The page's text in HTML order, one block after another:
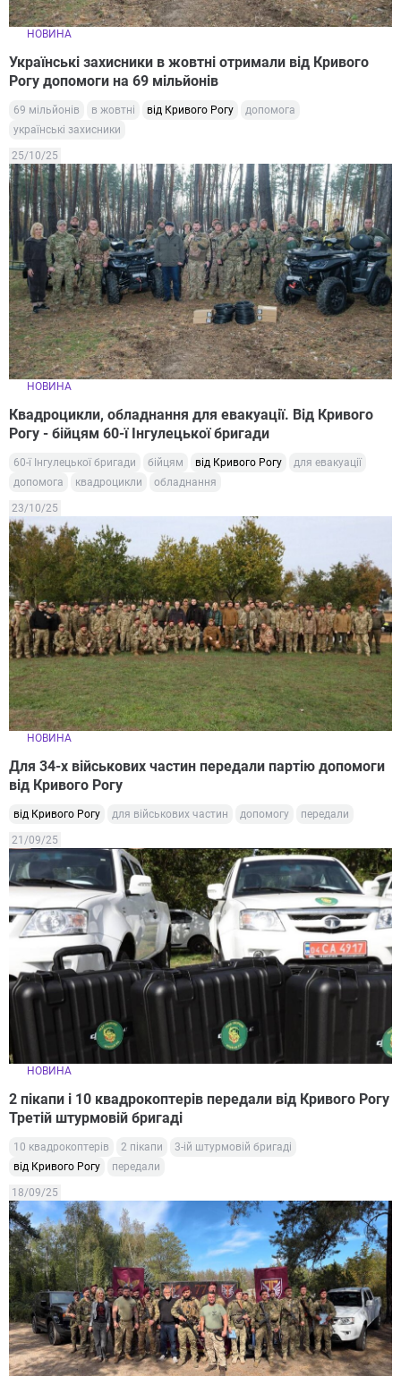
НОВИНА
Українські захисники в жовтні отримали від Кривого
Рогу допомоги на 69 мільйонів
69 мільйонів в жовтні від Кривого Рогу
допомога
українські захисники
25/10/25
НОВИНА
Квадроцикли, обладнання для евакуації. Від Кривого
Рогу - бійцям 60-ї Інгулецької бригади
60-ї Інгулецької бригади бійцям від Кривого Рогу
для евакуації
допомога
квадроцикли обладнання
23/10/25
НОВИНА
Для 34-х військових частин передали партію допомоги
від Кривого Рогу
від Кривого Рогу для військових частин допомогу передали
21/09/25
НОВИНА
2 пікапи і 10 квадрокоптерів передали від Кривого Рогу
Третій штурмовій бригаді
10 квадрокоптерів 2 пікапи
3-ій штурмовій бригаді
від Кривого Рогу
передали
18/09/25